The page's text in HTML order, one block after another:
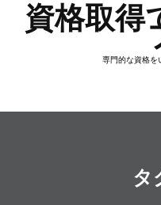
資格取得
専門的な資格を
タ